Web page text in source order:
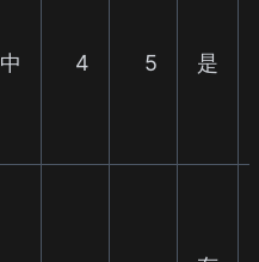
中 4 5 是